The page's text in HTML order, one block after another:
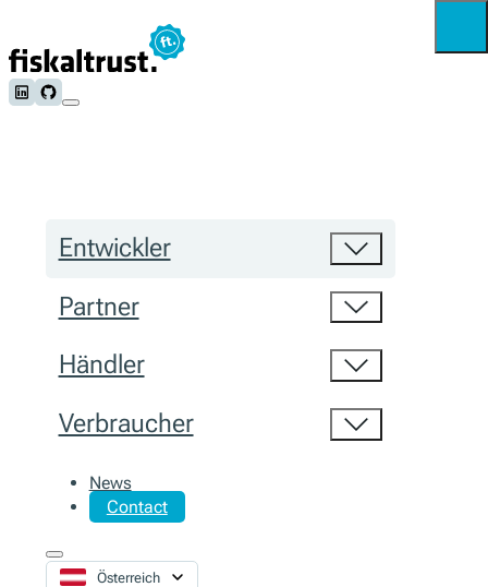
Follow us on LinkedIn
Follow us on Github
Entwickler
Partner
Händler
Verbraucher
News
Contact
Österreich